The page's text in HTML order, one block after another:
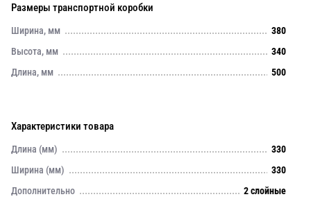
Размеры транспортной коробки
Ширина, мм
380
Высота, мм
340
Длина, мм
500
Характеристики товара
Длина (мм)
330
Ширина (мм)
330
Дополнительно
2 слойные